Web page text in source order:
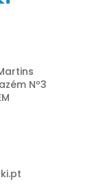
Nº3